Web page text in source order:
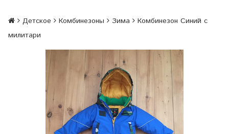
Детское Комбинезоны Зима
Комбинезон Синий с
милитари